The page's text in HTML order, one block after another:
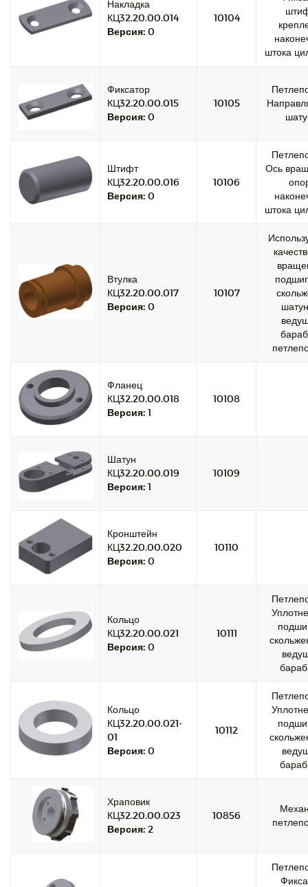
Накладка
КЦ32.20.00.014
Версия: 0
10104
штока
Фиксатор
КЦ32.20.00.015
Версия: 0
10105
Штифт
КЦ32.20.00.016
Версия: 0
10106
Ось
штока
Втулка
КЦ32.20.00.017
Версия: 0
10107
Фланец
КЦ32.20.00.018
Версия: 1
10108
Шатун
КЦ32.20.00.019
Версия: 1
10109
Кронштейн
КЦ32.20.00.020
Версия: 0
10110
Кольцо
КЦ32.20.00.021
Версия: 0
10111
Кольцо
КЦ32.20.00.021-
01
Версия: 0
10112
Храповик
КЦ32.20.00.023
Версия: 2
10856